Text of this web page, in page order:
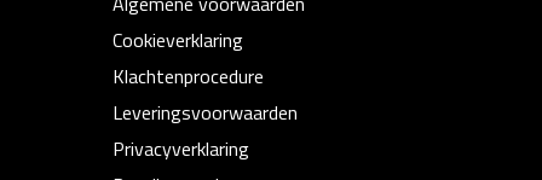
Cookieverklaring
Klachtenprocedure
Leveringsvoorwaarden
Privacyverklaring